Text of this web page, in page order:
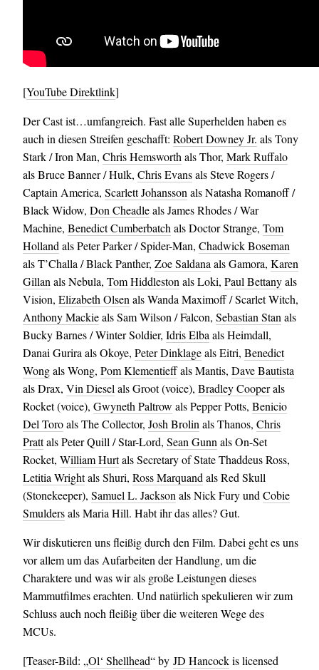
[YouTube Direktlink]
Der Cast ist…umfangreich. Fast alle Superhelden haben es
auch in diesen Streifen geschafft: Robert Downey Jr. als Tony
Stark / Iron Man, Chris Hemsworth als Thor, Mark Ruffalo
als Bruce Banner / Hulk, Chris Evansals Steve Rogers /
Captain America, Scarlett Johansson als Natasha Romanoff /
Black Widow, Don Cheadleals James Rhodes / War
Machine, Benedict Cumberbatch als Doctor Strange, Tom
Holland als Peter Parker / Spider-Man, Chadwick Boseman
als T’Challa / Black Panther, Zoe Saldana als Gamora, Karen
Gillan als Nebula, Tom Hiddleston als Loki, Paul Bettanyals
Vision, Elizabeth Olsen als Wanda Maximoff / Scarlet Witch,
Anthony Mackieals Sam Wilson / Falcon, Sebastian Stan als
Bucky Barnes / Winter Soldier, Idris Elba als Heimdall,
Danai Gurira als Okoye, Peter Dinklageals Eitri, Benedict
Wongals Wong, Pom Klementieffals Mantis, Dave Bautista
als Drax, Vin Diesel als Groot (voice), Bradley Cooperals
Rocket (voice), Gwyneth Paltrow als Pepper Potts, Benicio
Del Toroals The Collector, Josh Brolin als Thanos, Chris
Prattals Peter Quill / Star-Lord, Sean Gunn als On-Set
Rocket, William Hurtals Secretary of State Thaddeus Ross,
Letitia Wrightals Shuri, Ross Marquand als Red Skull
(Stonekeeper), Samuel L. Jackson als Nick Fury und Cobie
Smuldersals Maria Hill. Habt ihr das alles? Gut.
Wir diskutieren uns fleißig durch den Film. Dabei geht es uns
vor allem um das Aufarbeiten der Handlung, um die
Charaktere und was wir als große Leistungen dieses
Mammutfilmes erachten. Und natürlich spekulieren wir zum
Schluss auch noch fleißig über die weiteren Wege des
MCUs.
[Teaser-Bild: „Ol‘ Shellhead“ by JD Hancockis licensed